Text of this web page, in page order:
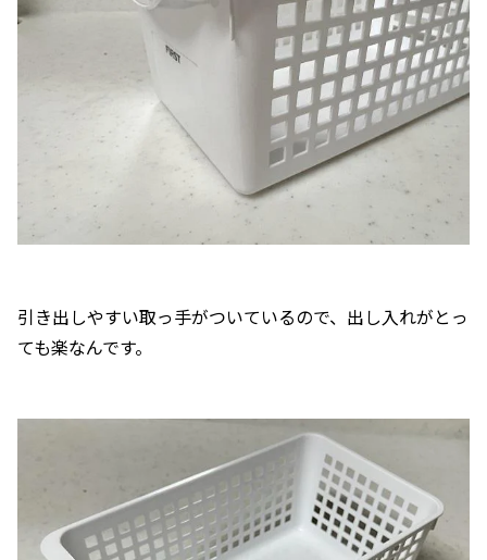
引き出しやすい取っ手がついているので、出し入れがとっ
ても楽なんです。